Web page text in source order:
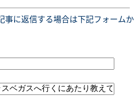
事に返信する場合は下記フォームか